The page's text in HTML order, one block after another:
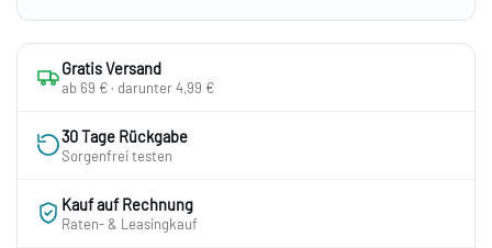
Gratis Versand
ab 69 € · darunter 4,99 €
30 Tage Rückgabe
Sorgenfrei testen
Kauf auf Rechnung
Raten- & Leasingkauf